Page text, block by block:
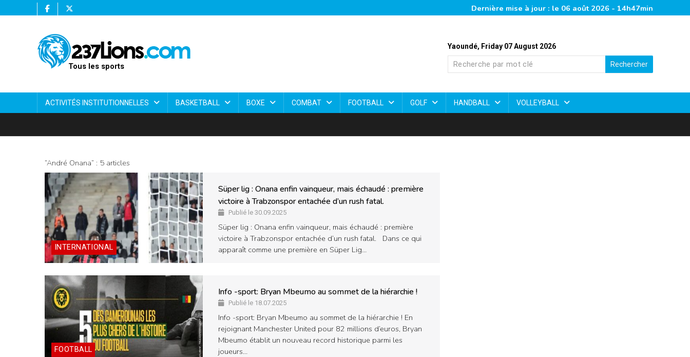
Dernière mise à jour : le 06 août 2026 - 14h47min
Yaoundé, Friday 07 August 2026
Rechercher
Tous les sports
ACTIVITÉS INSTITUTIONNELLES BASKETBALL BOXE COMBAT FOOTBALL GOLF HANDBALL VOLLEYBALL
“André Onana” : 5 articles
INTERNATIONAL
Süper lig : Onana enfin vainqueur, mais échaudé : première
victoire à Trabzonspor entachée d’un rush fatal.
Publié le 30.09.2025
Süper lig : Onana enfin vainqueur, mais échaudé : première
victoire à Trabzonspor entachée d’un rush fatal. Dans ce qui
apparaît comme une première en Süper Lig…
FOOTBALL
Info -sport: Bryan Mbeumo au sommet de la hiérarchie !
Publié le 18.07.2025
Info -sport: Bryan Mbeumo au sommet de la hiérarchie ! En
rejoignant Manchester United pour 82 millions d’euros, Bryan
Mbeumo établit un nouveau record historique parmi les
joueurs…